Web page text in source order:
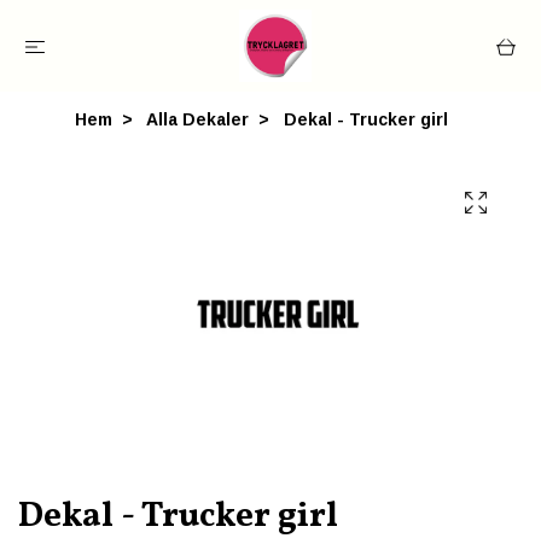
Hem Alla Dekaler Dekal - Trucker girl
Dekal - Trucker girl